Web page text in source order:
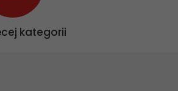
kategorii